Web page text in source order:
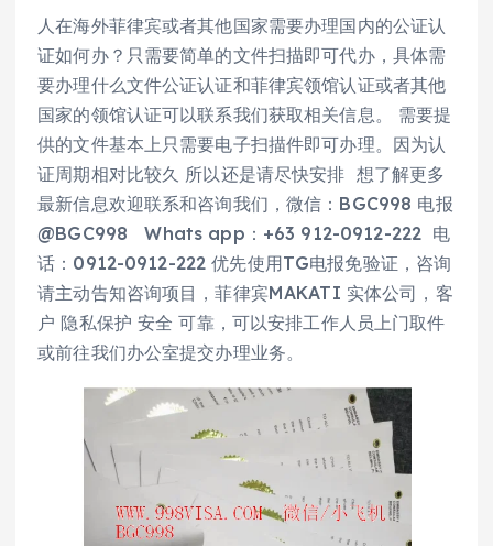
人在海外菲律宾或者其他国家需要办理国内的公证认
证如何办？只需要简单的文件扫描即可代办，具体需
要办理什么文件公证认证和菲律宾领馆认证或者其他
国家的领馆认证可以联系我们获取相关信息。 需要提
供的文件基本上只需要电子扫描件即可办理。因为认
证周期相对比较久 所以还是请尽快安排 想了解更多
最新信息欢迎联系和咨询我们，微信：BGC998 电报
@BGC998 Whats app：+63 912-0912-222 电
话：0912-0912-222 优先使用TG电报免验证，咨询
请主动告知咨询项目，菲律宾MAKATI 实体公司，客
户 隐私保护 安全 可靠，可以安排工作人员上门取件
或前往我们办公室提交办理业务。